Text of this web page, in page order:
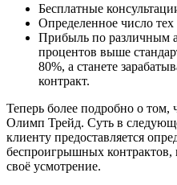
Бесплатные
Определенное число
Прибыль по различным
процентов выше
80%, а станете
контракт.
Теперь более подробно о том,
Олимп Трейд. Суть в
клиенту предоставляется
беспроигрышных контрактов,
своё усмотрение.